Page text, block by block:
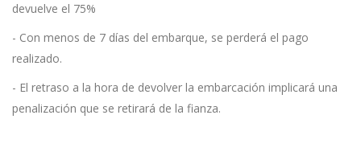
devuelve el 75%
- Con menos de 7 días del embarque, se perderá el pago
realizado.
- El retraso a la hora de devolver la embarcación implicará una
penalización que se retirará de la fianza.